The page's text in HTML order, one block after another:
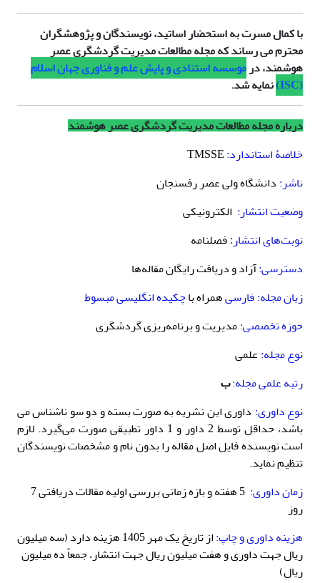
با کمال مسرت به استحضار اساتید، نویسندگان و پژوهشگران
محترم می رساند که مجله مطالعات مدیریت گردشگری عصر
هوشمند، درموسسه استنادی و پایش علم و فناوری جهان اسلام
(ISC)
نمایه شد.
درباره مجله مطالعات مدیریت گردشگری عصر هوشمند
خلاصۀ استاندارد:TMSSE
ناشر: دانشگاه ولی عصر رفسنجان
وضعیت انتشار: الکترونیکی
نوبت‌های انتشار : فصلنامه
دسترسی:آزاد و دریافت رایگان مقاله‌ها
زبان مجله:فارسیهمراه باچکیده انگلیسی مبسوط
حوزه تخصصی:مدیریت و برنامه‌ریزی گردشگری
نوع مجله: علمی
رتبه علمی مجله:ب
نوع داوری: داوری این نشریه به صورت بسته و دو سو ناشناس می
باشد، حداقل توسط 2 داور و 1 داور تطبیقی صورت می‌گیرد. لازم
است نویسنده فایل اصل مقاله را بدون نام و مشخصات نویسندگان
تنظیم نماید.
زمان داوری:
5 هفته و بازه زمانی بررسی اولیه مقالات دریافتی 7
روز
هزینه داوری و چاپ:
از تاریخ یک مهر 1405 هزینه دارد (سه میلیون
ریال جهت داوری و هفت میلیون ریال جهت انتشار، جمعاً ده میلیون
ریال)